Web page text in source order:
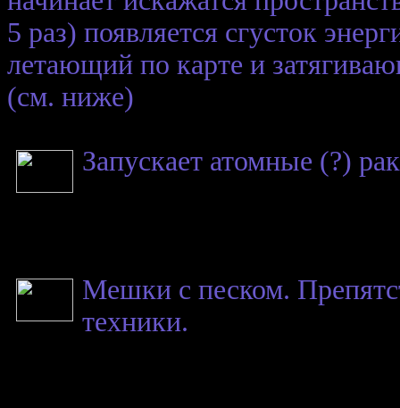
5 раз) появляется сгусток
летающий по карте и
(см. ниже)
Запускает атомные (?)
Мешки с песком.
техники.